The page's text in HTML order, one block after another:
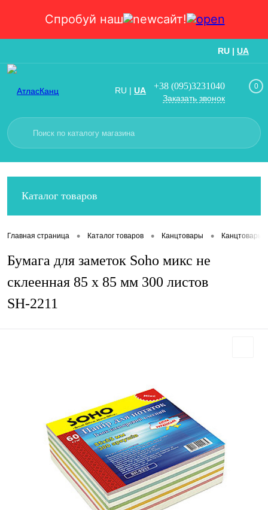
Спробуй наш сайт!
RU | UA
RU | UA +38 (095)3231040
Заказать звонок
0
Каталог товаров
Главная страница • Каталог товаров • Канцтовары • Канцтовары
Бумага для заметок Soho микс не
склеенная 85 х 85 мм 300 листов
SН-2211